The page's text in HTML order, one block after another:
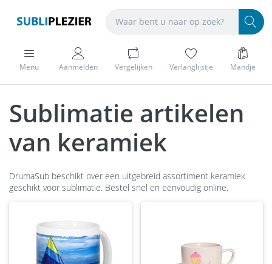
Menu Aanmelden Vergelijken Verlanglijstje Mandje
Sublimatie artikelen
van keramiek
DrumaSub beschikt over een uitgebreid assortiment keramiek
geschikt voor sublimatie. Bestel snel en eenvoudig online.